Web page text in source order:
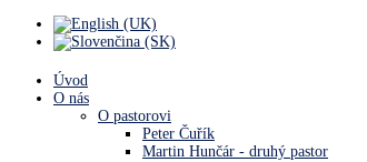
Úvod
O nás
O pastorovi
Peter Čuřík
Martin Hunčár - druhý pastor